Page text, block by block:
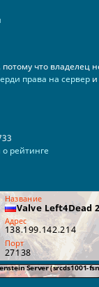
что владелец
права на сервери
рейтинге